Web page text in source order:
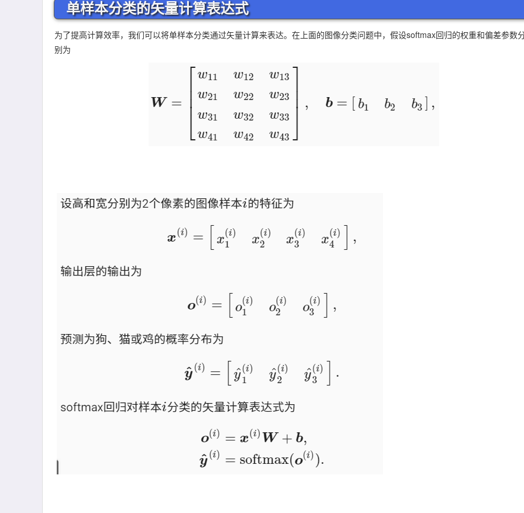
单样本分类的矢量计算表达式
为了提高计算效率，我们可以将单样本分类通过矢量计算来表达。在上面的图像分类问题中，假设softmax回归的权重和偏差参数
别为